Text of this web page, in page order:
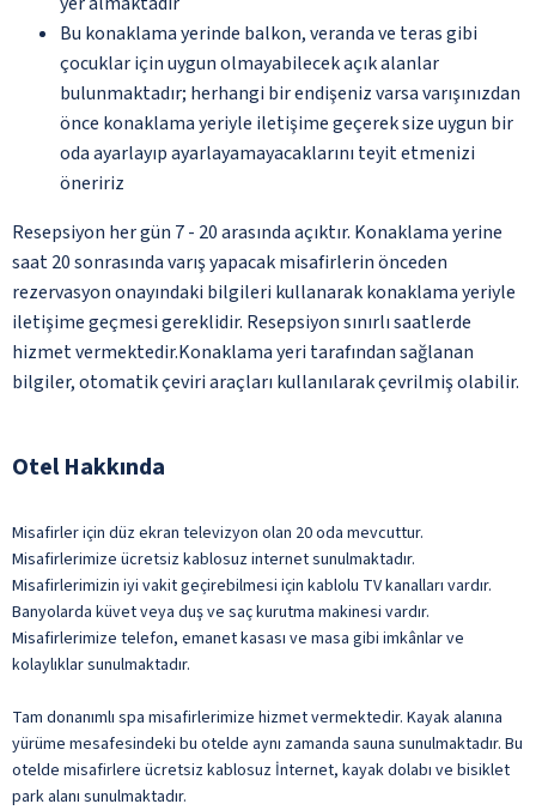
Bu konaklama yerinde balkon, veranda ve teras gibi
çocuklar için uygun olmayabilecek açık alanlar
bulunmaktadır; herhangi bir endişeniz varsa varışınızdan
önce konaklama yeriyle iletişime geçerek size uygun bir
oda ayarlayıp ayarlayamayacaklarını teyit etmenizi
öneririz
Resepsiyon her gün 7 - 20 arasında açıktır. Konaklama yerine
saat 20 sonrasında varış yapacak misafirlerin önceden
rezervasyon onayındaki bilgileri kullanarak konaklama yeriyle
iletişime geçmesi gereklidir. Resepsiyon sınırlı saatlerde
hizmet vermektedir.Konaklama yeri tarafından sağlanan
bilgiler, otomatik çeviri araçları kullanılarak çevrilmiş olabilir.
Otel Hakkında
Misafirler için düz ekran televizyon olan 20 oda mevcuttur.
Misafirlerimize ücretsiz kablosuz internet sunulmaktadır.
Misafirlerimizin iyi vakit geçirebilmesi için kablolu TV kanalları vardır.
Banyolarda küvet veya duş ve saç kurutma makinesi vardır.
Misafirlerimize telefon, emanet kasası ve masa gibi imkânlar ve
kolaylıklar sunulmaktadır.
Tam donanımlı spa misafirlerimize hizmet vermektedir. Kayak alanına
yürüme mesafesindeki bu otelde aynı zamanda sauna sunulmaktadır. Bu
otelde misafirlere ücretsiz kablosuz İnternet, kayak dolabı ve bisiklet
park alanı sunulmaktadır.